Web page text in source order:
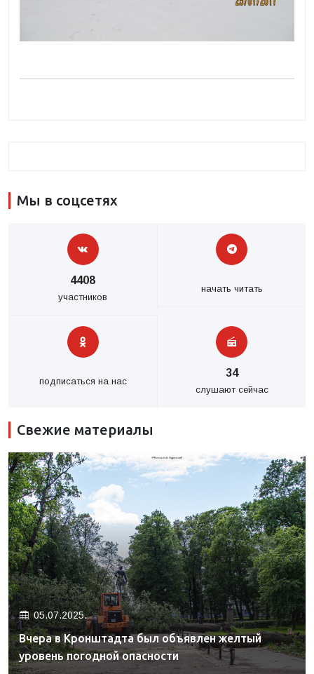
Мы в соцсетях
4408
участников
начать читать
подписаться на нас
34
слушают сейчас
Свежие материалы
05.07.2025.
Вчера в Кронштадта был объявлен желтый
уровень погодной опасности